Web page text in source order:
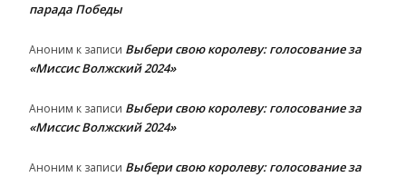
парада Победы
Аноним к записи Выбери свою королеву: голосование за
«Миссис Волжский 2024»
Аноним к записи Выбери свою королеву: голосование за
«Миссис Волжский 2024»
Аноним к записи Выбери свою королеву: голосование за